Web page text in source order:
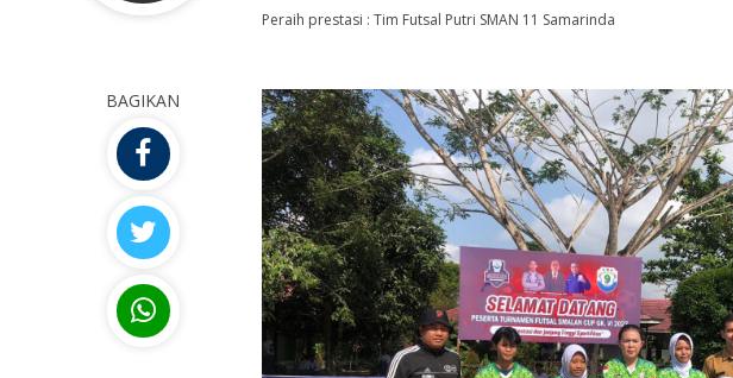
Peraih prestasi : Tim Futsal Putri SMAN 11 Samarinda
BAGIKAN